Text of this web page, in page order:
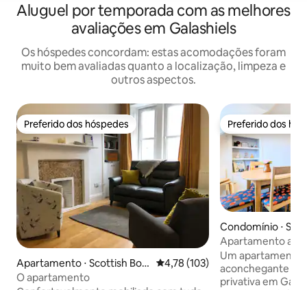
Aluguel por temporada com as melhores
avaliações em Galashiels
Os hóspedes concordam: estas acomodações foram
muito bem avaliadas quanto a localização, limpeza e
outros aspectos.
Preferido dos hóspedes
Preferido dos hóspedes
Apartamento ⋅ Scottish Bor
ders
4,78 de uma avaliação média de
4,78 (103)
O apartamento
Preferido dos
Preferido dos
Condomínio ⋅
rs
Apartamento
para 3 pessoas |
Lanches
Um apartamento
aconchegante
privativa em